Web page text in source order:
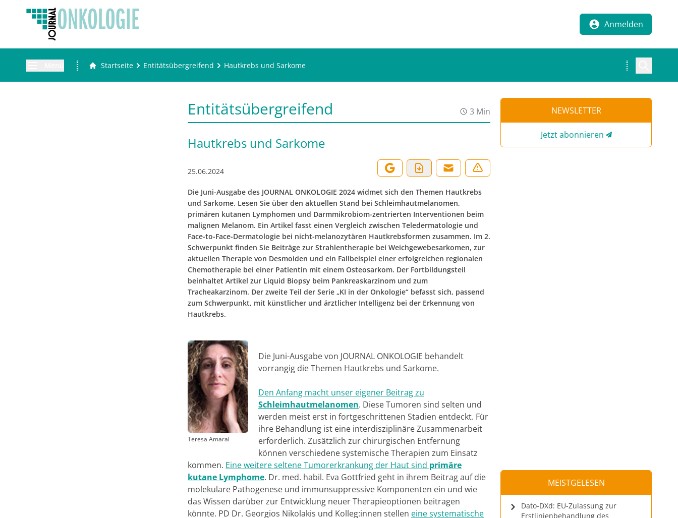
Anmelden
Startseite Entitätsübergreifend Hautkrebs und Sarkome
Entitätsübergreifend 3 Min
Hautkrebs und Sarkome
25.06.2024
Die Juni-Ausgabe des JOURNAL ONKOLOGIE 2024 widmet sich den Themen Hautkrebs
und Sarkome. Lesen Sie über den aktuellen Stand bei Schleimhautmelanomen,
primären kutanen Lymphomen und Darmmikrobiom-zentrierten Interventionen beim
malignen Melanom. Ein Artikel fasst einen Vergleich zwischen Teledermatologie und
Face-to-Face-Dermatologie bei nicht-melanozytären Hautkrebsformen zusammen. Im 2.
Schwerpunkt finden Sie Beiträge zur Strahlentherapie bei Weichgewebesarkomen, zur
aktuellen Therapie von Desmoiden und ein Fallbeispiel einer erfolgreichen regionalen
Chemotherapie bei einer Patientin mit einem Osteosarkom. Der Fortbildungsteil
beinhaltet Artikel zur Liquid Biopsy beim Pankreaskarzinom und zum
Tracheakarzinom. Der zweite Teil der Serie „KI in der Onkologie“ befasst sich, passend
zum Schwerpunkt, mit künstlicher und ärztlicher Intelligenz bei der Erkennung von
Hautkrebs.
Teresa Amaral
Die Juni-Ausgabe von JOURNAL ONKOLOGIE behandelt
vorrangig die Themen Hautkrebs und Sarkome.
Den Anfang macht unser eigener Beitrag zu
Schleimhautmelanomen. Diese Tumoren sind selten und
werden meist erst in fortgeschrittenen Stadien entdeckt. Für
ihre Behandlung ist eine interdisziplinäre Zusammenarbeit
erforderlich. Zusätzlich zur chirurgischen Entfernung
können verschiedene systemische Therapien zum Einsatz
kommen. Eine weitere seltene Tumorerkrankung der Haut sind primäre
kutane Lymphome. Dr. med. habil. Eva Gottfried geht in ihrem Beitrag auf die
molekulare Pathogenese und immunsuppressive Komponenten ein und wie
das Wissen darüber zur Entwicklung neuer Therapieoptionen beitragen
könnte. PD Dr. Georgios Nikolakis und Kolleg:innen stellen eine systematische
NEWSLETTER
Jetzt abonnieren
MEISTGELESEN
Dato-DXd: EU-Zulassung zur
Erstlinienbehandlung des